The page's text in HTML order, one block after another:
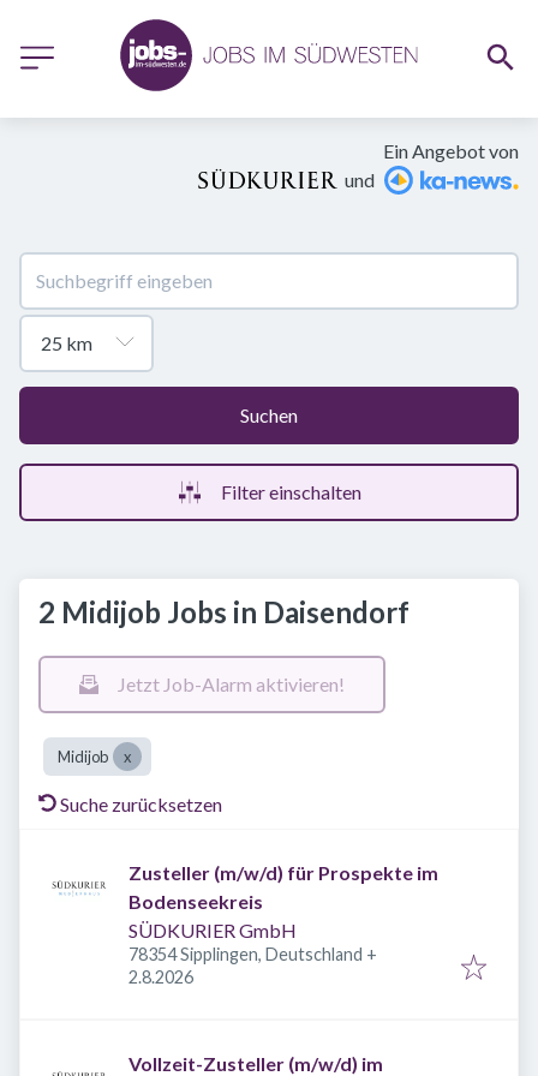
Ein Angebot von
und
Suchen
Filter einschalten
2 Midijob Jobs in Daisendorf
Jetzt Job-Alarm aktivieren!
Midijob
Suche zurücksetzen
Zusteller (m/w/d) für Prospekte im
Bodenseekreis
SÜDKURIER GmbH
78354 Sipplingen, Deutschland +
Veröffentlicht
2.8.2026
Vollzeit-Zusteller (m/w/d) im